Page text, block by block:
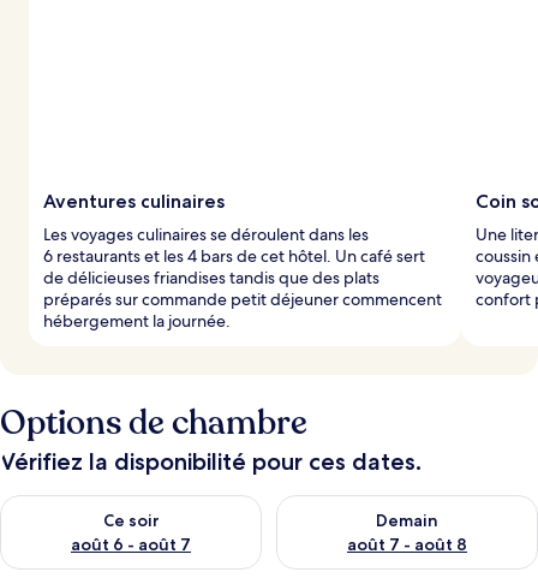
Aventures culinaires
Les voyages culinaires se déroulent dans les
6 restaurants et les 4 bars de cet hôtel. Un café sert
de délicieuses friandises tandis que des plats
préparés sur commande petit déjeuner commencent
hébergement la journée.
Coin
Une
coussin
confort
Options de chambre
Vérifiez la disponibilité pour ces dates.
Ce soir
août 6 - août 7
Vérifier la disponibilité pour ce soir août 6 - août 7
Demain
août 7 - août 8
Vérifier la disponibilité pour